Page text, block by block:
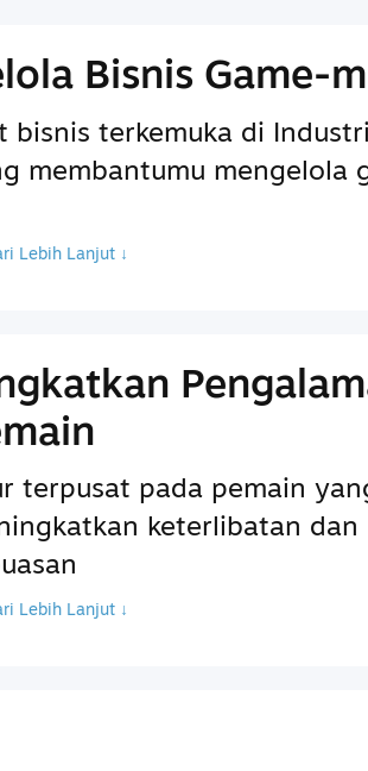
Bisnis Game-
bisnis terkemuka di Industri
membantumu mengelola
Lebih Lanjut ↓
terpusat pada pemain
keterlibatan dan
Lebih Lanjut ↓